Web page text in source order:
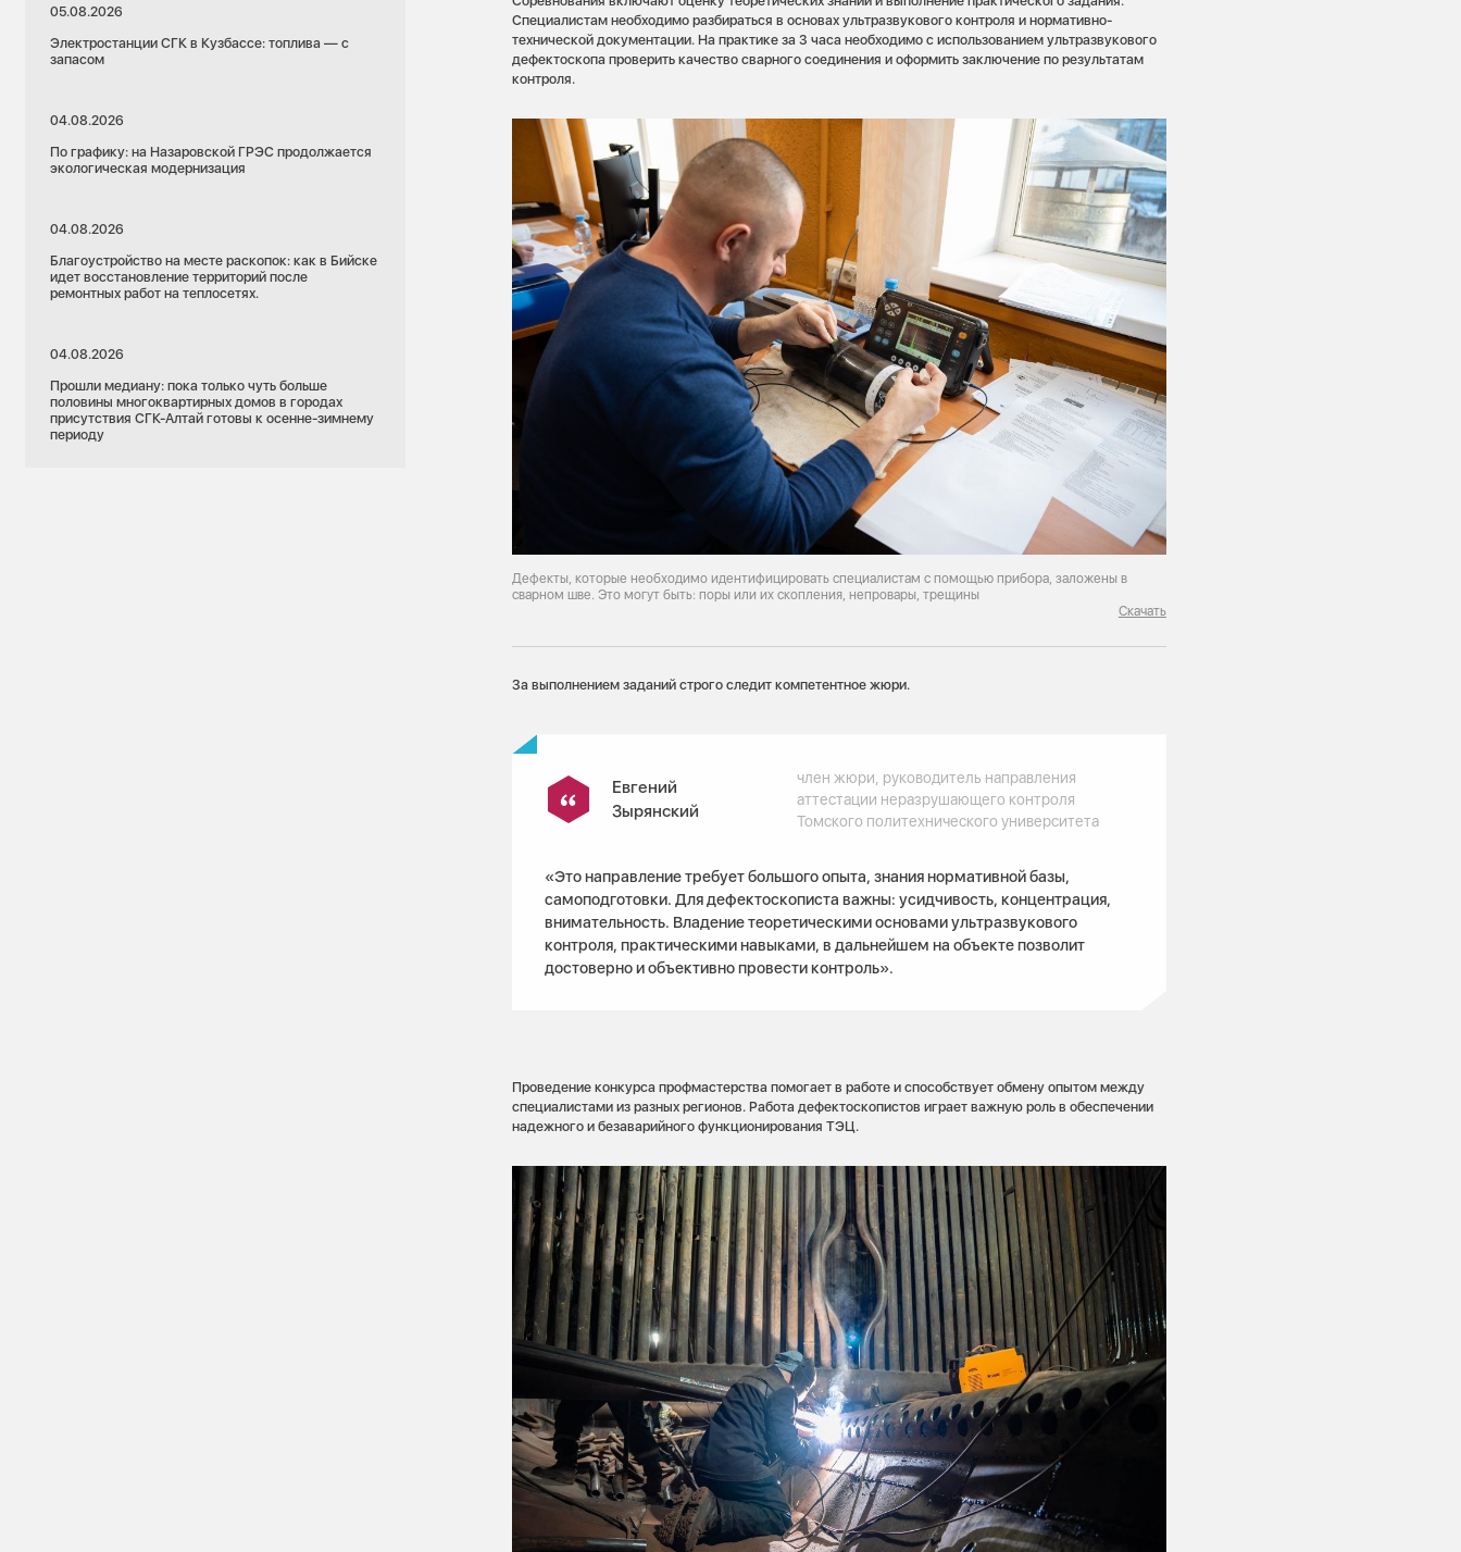
05.08.2026
Электростанции СГК в Кузбассе: топлива — с
запасом
04.08.2026
По графику: на Назаровской ГРЭС продолжается
экологическая модернизация
04.08.2026
Благоустройство на месте раскопок: как в Бийске
идет восстановление территорий после
ремонтных работ на теплосетях.
04.08.2026
Прошли медиану: пока только чуть больше
половины многоквартирных домов в городах
присутствия СГК-Алтай готовы к осенне-зимнему
периоду
Специалистам необходимо разбираться в основах ультразвукового контроля и нормативно-
технической документации. На практике за 3 часа необходимо с использованием ультразвукового
дефектоскопа проверить качество сварного соединения и оформить заключение по результатам
контроля.
Дефекты, которые необходимо идентифицировать специалистам с помощью прибора, заложены в
сварном шве. Это могут быть: поры или их скопления, непровары, трещины
Скачать
За выполнением заданий строго следит компетентное жюри.
Евгений
Зырянский
член жюри, руководитель направления
аттестации неразрушающего контроля
Томского политехнического университета
«Это направление требует большого опыта, знания нормативной базы,
самоподготовки. Для дефектоскописта важны: усидчивость, концентрация,
внимательность. Владение теоретическими основами ультразвукового
контроля, практическими навыками, в дальнейшем на объекте позволит
достоверно и объективно провести контроль».
Проведение конкурса профмастерства помогает в работе и способствует обмену опытом между
специалистами из разных регионов. Работа дефектоскопистов играет важную роль в обеспечении
надежного и безаварийного функционирования ТЭЦ.